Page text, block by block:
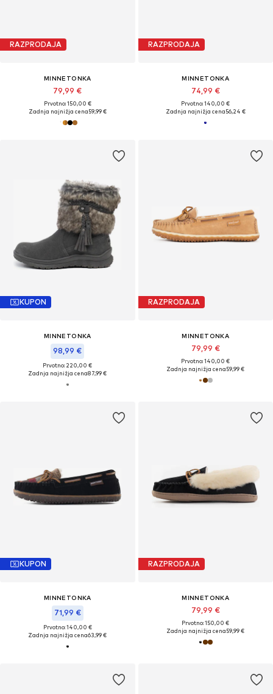
RAZPRODAJA
MINNETONKA
79,99 €
Prvotno: 150,00 €
Zadnja najnižja cena59,99 €
RAZPRODAJA
MINNETONKA
74,99 €
Prvotno: 140,00 €
Zadnja najnižja cena56,24 €
KUPON
MINNETONKA
98,99 €
Prvotno: 220,00 €
Zadnja najnižja cena87,99 €
RAZPRODAJA
MINNETONKA
79,99 €
Prvotno: 140,00 €
Zadnja najnižja cena59,99 €
KUPON
MINNETONKA
71,99 €
Prvotno: 140,00 €
Zadnja najnižja cena63,99 €
RAZPRODAJA
MINNETONKA
79,99 €
Prvotno: 150,00 €
Zadnja najnižja cena59,99 €